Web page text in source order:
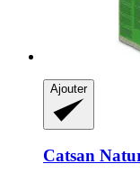
Ajouter
Catsan